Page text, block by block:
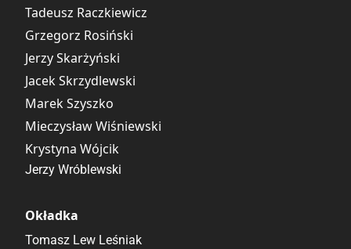
Tadeusz Raczkiewicz
Grzegorz Rosiński
Jerzy Skarżyński
Jacek Skrzydlewski
Marek Szyszko
Mieczysław Wiśniewski
Krystyna Wójcik
Jerzy Wróblewski
Okładka
Tomasz Lew Leśniak